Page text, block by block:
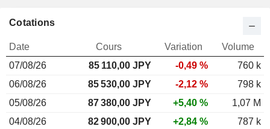
Cotations
Date Cours Variation
Volume
07/08/26
85 110,00 JPY -0,49 %
760 k
06/08/26
85 530,00 JPY -2,12 %
798 k
05/08/26
87 380,00 JPY +5,40 %
1,07 M
04/08/26
82 900,00 JPY +2,84 %
787 k